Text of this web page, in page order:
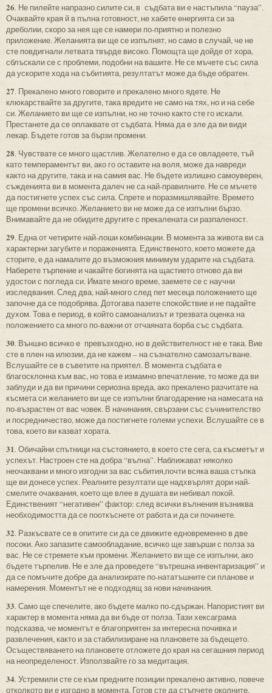
26. Не пилейте напразно силите си, в съдбата ви е настъпила “пауза”.
Очаквайте края й в пълна готовност, не хабете енергията си за
дреболии, скоро за нея ще се намери по-приятно и полезно
приложение. Желанията ви ще се изпълнят, но само в случай, че не
сте повдигнали летвата твърде високо. Помощта ще дойде от хора,
сблъскали се с проблеми, подобни на вашите. Не се мъчете със сила
да ускорите хода на събитията, резултатът може да бъде обратен.
27. Прекалено много говорите и прекалено много ядете. Не
клюкарствайте за другите, така вредите не само на тях, но и на себе
си. Желанието ви ще се изпълни, но не точно както сте го искали.
Престанете да се оплаквате от съдбата. Няма да е зле да ви види
лекар. Бъдете готов за бързи промени.
28. Чувствате се много щастлив. Желателно е да се овладеете, тъй
като темпераментът ви, ако го оставите на воля, може да навреди
както на другите, така и на самия вас. Не бъдете излишно самоуверен,
съжденията ви в момента далеч не са най-правилните. Не се мъчете
да постигнете успех със сила. Спрете и поразмишлявайте. Времето
ще промени всичко. Желанието ви не може да се изпълни бързо.
Внимавайте да не обидите другите с прекалената си разпаленост.
29. Една от четирите най-лоши комбинации. В момента за живота ви са
характерни загубите и пораженията. Единственото, което можете да
сторите, е да намалите до възможния минимум ударите на съдбата.
Наберете търпение и чакайте богинята на щастието отново да ви
удостои с погледа си. Имате много време, заемете се с научни
изследвания. След два, най-много след пет месеца положението ще
започне да се подобрява. Дотогава пазете спокойствие и не падайте
духом. Това е период, в който самоанализът и трезвата оценка на
положението са много по-важни от отчаяната борба със съдбата.
30. Външно всичко е превъзходно, но в действителност не е така. Вие
сте в плен на илюзии, да не кажем – на съзнателно самозалъгване.
Вслушайте се в съветите на приятел. В момента съдбата е
благосклонна към вас, но това е измамно впечатление, то може да ви
заблуди и да ви причини сериозна вреда, ако прекалено разчитате на
късмета си желанието ви ще се изпълни благодарение на намесата на
по-възрастен от вас човек. В начинания, свързани със съчинителство
и посредничество, може да постигнете големи успехи. Вслушайте се в
това, което ви казват хората.
31. Обичайни спътници на състоянието, в което сте сега, са късметът и
успехът. Настроен сте на добра “вълна”. Наближават няколко
неочаквани и много изгодни за вас събития,почти всяка ваша стъпка
ще ви донесе успех. Реалните резултати ще надхвърлят дори най-
смелите очаквания, което ще влее в душата ви небивал покой.
Единственият “негативен” фактор: след всички вълнения възниква
необходимостта да се пооткъснете от работа и да си починете.
32. Разкъсвате се в опитите си да се движите едновременно в две
посоки. Ако запазите самообладание, всичко ще завърши с полза за
вас. Не се стремете към промени. Желанието ви ще се изпълни, ако
бъдете търпелив. Не е зле да проведете “вътрешна инвентаризация” и
да се помъчите добре да анализирате по-нататъшните си планове и
намерения. Моментът не е подходящ за нови начинания.
33. Само ще спечелите, ако бъдете малко по-сдържан. Напористият ви
характер в момента няма да ви бъде от полза. Тази хексаграма
подсказва, че моментът е благоприятен за интересна почивка и
развлечения, както и за стабилизиране на плановете за бъдещето.
Осъществяването на плановете отложете до края на сегашния период
на неопределеност. Използвайте го за медитация.
34. Устремили сте се към предните позиции прекалено активно, повече
отколкото ви е изгодно в момента. Готов сте да стъпчете околните,